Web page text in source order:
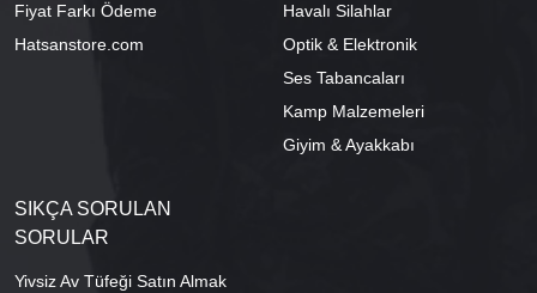
Fiyat Farkı Ödeme
Hatsanstore.com
Havalı Silahlar
Optik & Elektronik
Ses Tabancaları
Kamp Malzemeleri
Giyim & Ayakkabı
SIKÇA SORULAN
SORULAR
Yivsiz Av Tüfeği Satın Almak